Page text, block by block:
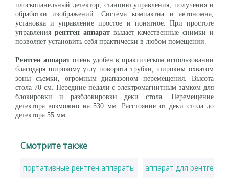
плоскопанельный детектор, станцию управления, получения и
обработки изображений. Система компактна и автономна,
установка и управление простое и понятное. При простоте
управления рентген аппаратвыдает качественные снимки и
позволяет установить себя практически в любом помещении.
Рентген аппараточень удобен в практическом использовании
благодаря широкому углу поворота трубки, широким охватом
зоны съемки, огромным диапазоном перемещения. Высота
стола 70 см. Передние педали с электромагнитным замком для
блокировки и разблокировки деки стола. Перемещение
детектора возможно на 530 мм. Расстояние от деки стола до
детектора 55 мм.
Смотрите также
портативные рентген аппараты аппарат для рентгена